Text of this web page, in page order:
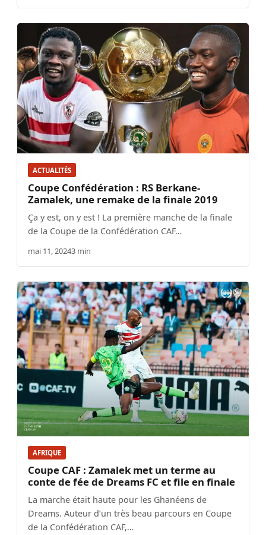
ACTUALITÉS
Coupe Confédération : RS Berkane-
Zamalek, une remake de la finale 2019
Ça y est, on y est ! La première manche de la finale
de la Coupe de la Confédération CAF…
mai 11, 20243 min
AFRIQUE
Coupe CAF : Zamalek met un terme au
conte de fée de Dreams FC et file en finale
La marche était haute pour les Ghanéens de
Dreams. Auteur d’un très beau parcours en Coupe
de la Confédération CAF,…